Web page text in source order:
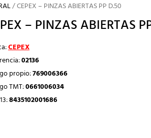
/ CEPEX – PINZAS ABIERTAS PP D.50
– PINZAS ABIERTAS
CEPEX
02136
propio:769006366
TMT:0661006034
8435102001686